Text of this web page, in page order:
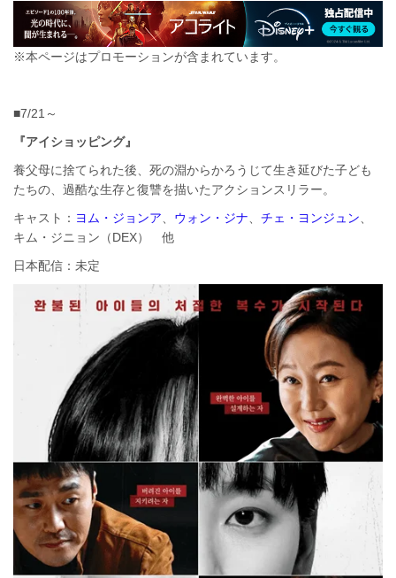
※本ページはプロモーションが含まれています。
■7/21～
『アイショッピング』
養父母に捨てられた後、死の淵からかろうじて生き延びた子ども
たちの、過酷な生存と復讐を描いたアクションスリラー。
キャスト： ヨム・ジョンア ウォン・ジナ チェ・ヨンジュン
キム・ジニョン（DEX） 他
日本配信：未定